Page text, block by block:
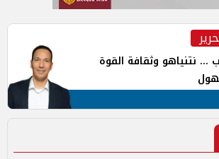
... نتنياهو وثقافة القوة